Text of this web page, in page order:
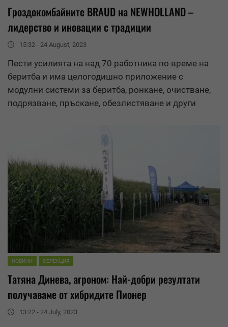
Гроздокомбайните BRAUD на NEWHOLLAND –
лидерство и иновации с традиции
15:32 - 24 August, 2023
Пести усилията на над 70 работника по време на
беритба и има целогодишно приложение с
модулни системи за беритба, ронкане, очистване,
подрязване, пръскане, обезлистяване и други
НОВИНИ СЕЛЕКЦИЯ
Татяна Динева, агроном: Най-добри резултати
получаваме от хибридите Пионер
13:22 - 24 July, 2023